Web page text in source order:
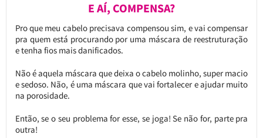
E AÍ, COMPENSA?
Pro que meu cabelo precisava compensou sim, e vai compensar
pra quem está procurando por uma máscara de reestruturação
e tenha fios mais danificados.
Não é aquela máscara que deixa o cabelo molinho, super macio
e sedoso. Não, é uma máscara que vai fortalecer e ajudar muito
na porosidade.
Então, se o seu problema for esse, se joga! Se não for, parte pra
outra!